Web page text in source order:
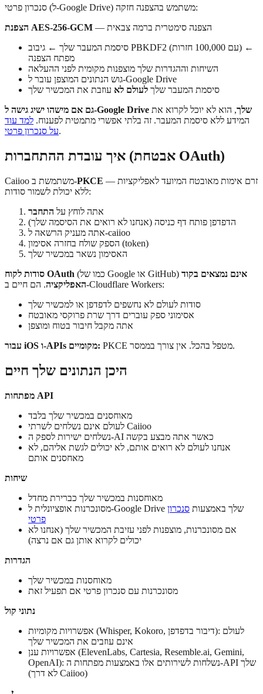
סנכרון פרטי (ל-Google Drive) משתמש בהצפנה חזקה:
הצפנת AES-256-GCM
— הצפנה סימטרית ברמה צבאית
סיסמת המעבר שלך ← גיבוב PBKDF2 (עם 100,000 חזרות) ←
מפתח הצפנה
השיחות וההגדרות שלך מוצפנות מקומית לפני ההעלאה
גוש הנתונים המוצפן עובר ל-Google Drive
סיסמת המעבר שלך לעולם לא עוזבת את המכשיר שלך
גם אם מישהו ישיג גישה ל-Google Drive שלך, הוא לא יוכל לקרוא את
המידע ללא סיסמת המעבר. זה בלתי אפשרי מתמטית לפענוח. למד עוד
על סנכרון פרטי.
איך עובדת ההתחברות (אבטחת OAuth)
Caiioo משתמשת ב-PKCE — זרם אימות מאובטח המיועד לאפליקציות
ללא יכולת לשמור סודות:
אתה לוחץ על התחבר
הדפדפן פותח דף כניסה (אנחנו לא רואים את הסיסמה שלך)
אתה מעניק הרשאה ל-caiioo
הספק שולח בחזרה אסימון (token)
האסימון נשאר במכשיר שלך
סודות לקוח OAuth
(כמו של Google או GitHub) אינם נמצאים בקוד
האפליקציה. הם חיים ב-Cloudflare Workers:
סודות לעולם לא נחשפים לדפדפן או למכשיר שלך
אסימוני ספק עוברים דרך שרת פרוקסי מאובטח
אתה מקבל חיבור בטוח ומוצפן
עבור iOS ו-APIs מקומיים:
PKCE מטפל בהכל. אין צורך בממסר.
היכן הנתונים שלך חיים
מפתחות API
מאוחסנים במכשיר שלך בלבד
לעולם אינם נשלחים לשרתי Caiioo
נשלחים ישירות לספק ה-AI כאשר אתה מבצע בקשה
אנחנו לעולם לא רואים אותם, לא יכולים לגשת אליהם, לא
מאחסנים אותם
שיחות
מאוחסנות במכשיר שלך כברירת מחדל
מסונכרנות אופציונלית ל-Google Drive שלך באמצעות סנכרון
פרטי
אם מסונכרנות, מוצפנות לפני עזיבת המכשיר שלך (אנחנו לא
יכולים לקרוא אותן גם אם נרצה)
הגדרות
מאוחסנות במכשיר שלך
מסונכרנות עם סנכרון פרטי אם תפעיל זאת
נתוני קול
אפשרויות מקומיות (Whisper, Kokoro, דיבור בדפדפן): לעולם
אינם עוזבים את המכשיר שלך
אפשרויות ענן (ElevenLabs, Cartesia, Resemble.ai, Gemini,
OpenAI): נשלחות לשירותים אלו באמצעות מפתחות ה-API שלך
(לא דרך Caiioo)